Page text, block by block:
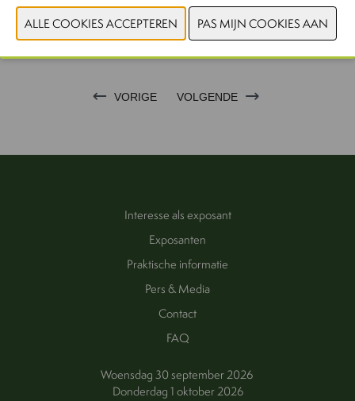
VORIGE VOLGENDE
Interesse als exposant
Exposanten
Praktische informatie
Pers & Media
Contact
FAQ
Woensdag 30 september 2026
Donderdag 1 oktober 2026